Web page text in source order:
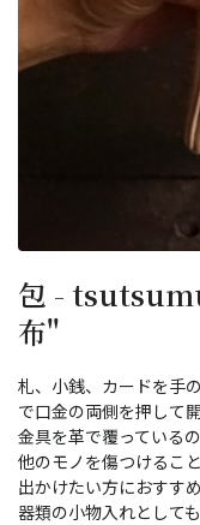
包 -
布"
札、小銭、カードを手
で口金の両側を押して
金具を革で覆っている
他のモノを傷つけるこ
出かけたい方におすす
器類の小物入れとして